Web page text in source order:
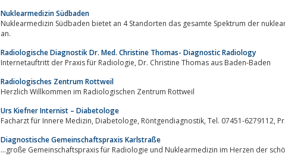
Nuklearmedizin Südbaden
Nuklearmedizin Südbaden bietet an 4 Standorten das gesamte Spektrum der
an.
Radiologische Diagnostik Dr. Med. Christine Thomas- Diagnostic Radiology
Internetauftritt der Praxis für Radiologie, Dr. Christine Thomas aus Baden-Baden
Radiologisches Zentrum Rottweil
Herzlich Willkommen im Radiologischen Zentrum Rottweil
Urs Kiefner Internist – Diabetologe
Diagnostische Gemeinschaftspraxis Karlstraße
...große Gemeinschaftspraxis für Radiologie und Nuklearmedizin im Herzen der